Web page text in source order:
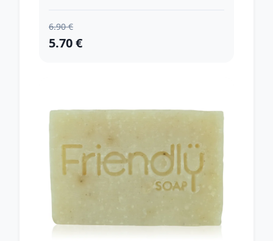
6.90 €
5.70 €